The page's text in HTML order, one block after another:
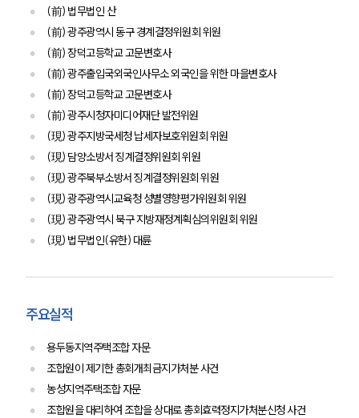
사례분석/최신동향
법률정보
법률지식인
고객후기
업무분야
디지털포렌식 업무
압수수색 대응
전체
구성원 소개
공지사항
법률서식
(前) 법무법인 산
(前) 광주광역시 동구 경계결정위원회 위원
(前) 장덕고등학교 고문변호사
(前) 광주출입국외국인사무소 외국인을 위한 마을변호사
(前) 장덕고등학교 고문변호사
(前) 광주시청자미디어재단 발전위원
(現) 광주지방국세청 납세자보호위원회 위원
(現) 담양소방서 징계결정위원회 위원
(現) 광주북부소방서 징계결정위원회 위원
(現) 광주광역시교육청 성별영향평가위원회 위원
(現) 광주광역시 북구 지방재정계획심의위원회 위원
(現) 법무법인(유한) 대륜
주요실적
용두동지역주택조합 자문
조합원이 제기한 총회개최금지가처분 사건
농성지역주택조합 자문
조합원을 대리하여 조합을 상대로 총회효력정지가처분신청 사건